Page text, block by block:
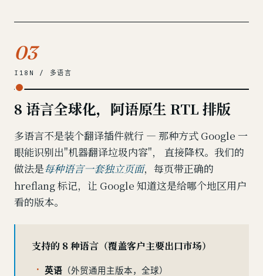
03
I18N / 多语言
8 语言全球化，阿语原生 RTL 排版
多语言不是装个翻译插件就行 — 那种方式 Google 一
眼能识别出"机器翻译垃圾内容"， 直接降权。我们的
做法是每种语言一套独立页面，每页带正确的
hreflang 标记，让 Google 知道这是给哪个地区用户
看的版本。
支持的 8 种语言（覆盖客户主要出口市场）
英语 （外贸通用主版本，全球）